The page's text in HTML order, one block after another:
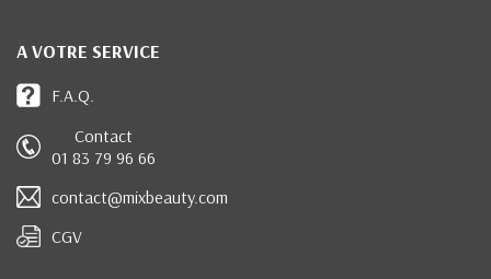
A VOTRE SERVICE
F.A.Q.
Contact
01 83 79 96 66
contact@mixbeauty.com
CGV